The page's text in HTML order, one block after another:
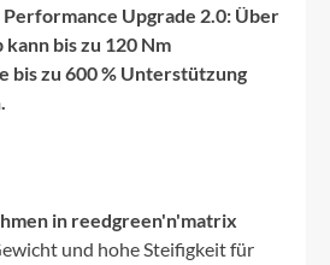
Performance Upgrade 2.0: Über
bis zu 120 Nm
bis zu 600 % Unterstützung
in reedgreen'n'matrix
und hohe Steifigkeit für